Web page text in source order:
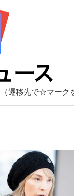
（遷移先で☆マーク